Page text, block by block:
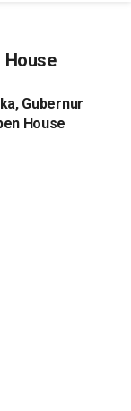
House
Gubernur
House